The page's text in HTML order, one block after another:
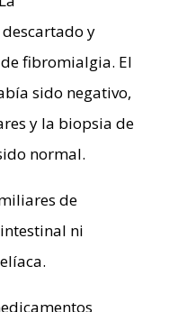
y
fibromialgia. El
sido negativo,
y la biopsia de
normal.
de
ni